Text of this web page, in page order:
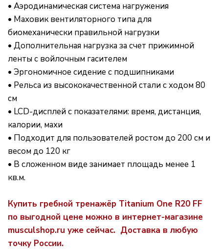
• Аэродинамическая система нагружения
• Маховик вентиляторного типа для
биомеханически правильной нагрузки
• Дополнительная нагрузка за счет прижимной
ленты с войлочным гасителем
• Эргономичное сидение с подшипниками
• Рельса из высококачественной стали с ходом 80
см
• LCD-дисплей с показателями: время, дистанция,
калории, махи
• Подходит для пользователей ростом до 200 см и
весом до 120 кг
• В сложенном виде занимает площадь менее 1
кв.м.
Купить гребной тренажёр Titanium One R20 FF
по выгодной цене можно в интернет-магазине
musculshop.ru уже сейчас. Доставка в любую
точку России.